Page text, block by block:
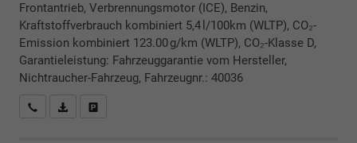
Frontantrieb, Verbrennungsmotor (ICE), Benzin,
Kraftstoffverbrauch kombiniert 5,4 l/100km (WLTP), CO₂-
Emission kombiniert 123.00 g/km (WLTP), CO₂-Klasse D,
Garantieleistung: Fahrzeuggarantie vom Hersteller,
Nichtraucher-Fahrzeug, Fahrzeugnr.: 40036
Rückrufbitte absenden
PDF-Datei, Fahrzeugexposé drucken